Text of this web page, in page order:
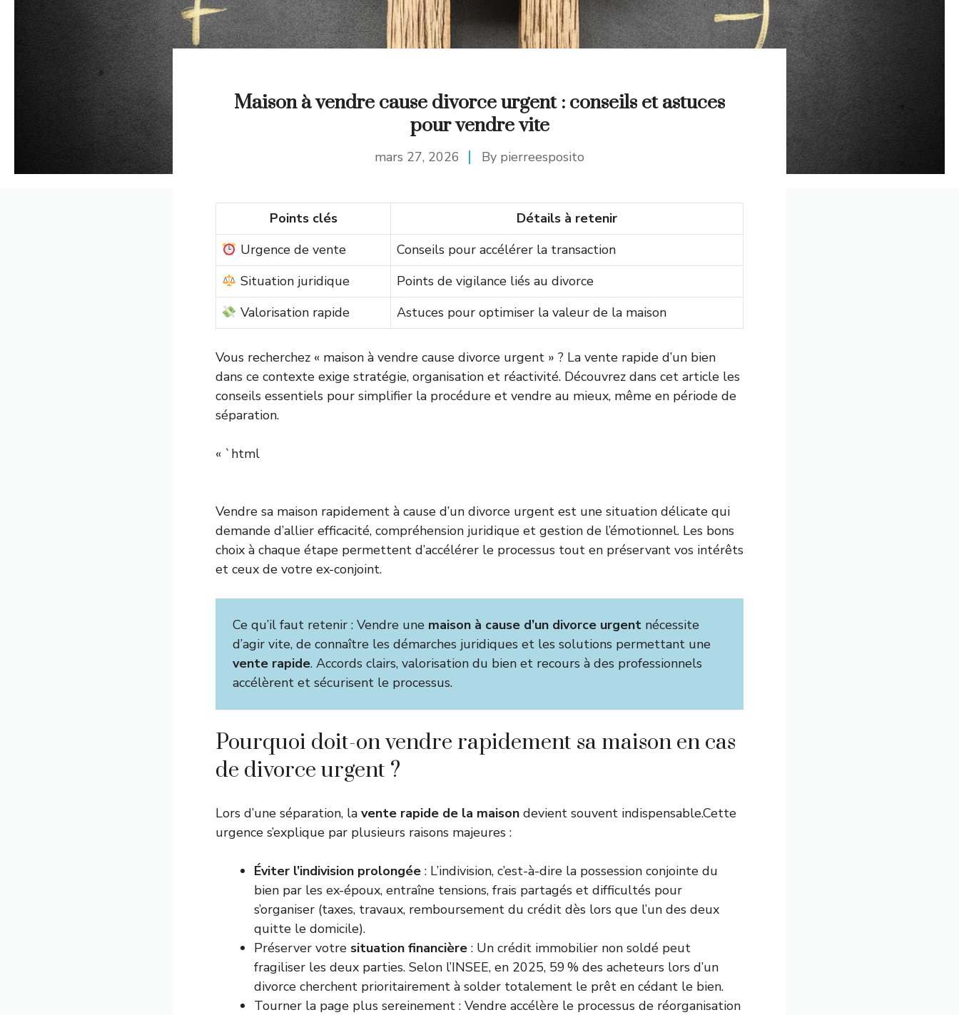
Maison à vendre cause divorce urgent : conseils et astuces
pour vendre vite
mars 27, 2026 By pierreesposito
Points clés
Détails à retenir
Urgence de vente
Conseils pour accélérer la transaction
Situation juridique
Points de vigilance liés au divorce
Valorisation rapide
Astuces pour optimiser la valeur de la maison
Vous recherchez « maison à vendre cause divorce urgent » ? La vente rapide d’un bien
dans ce contexte exige stratégie, organisation et réactivité. Découvrez dans cet article les
conseils essentiels pour simplifier la procédure et vendre au mieux, même en période de
séparation.
« `html
Vendre sa maison rapidement à cause d’un divorce urgent est une situation délicate qui
demande d’allier efficacité, compréhension juridique et gestion de l’émotionnel. Les bons
choix à chaque étape permettent d’accélérer le processus tout en préservant vos intérêts
et ceux de votre ex-conjoint.
Ce qu’il faut retenir : Vendre une maison à cause d’un divorce urgent nécessite
d’agir vite, de connaître les démarches juridiques et les solutions permettant une
vente rapide. Accords clairs, valorisation du bien et recours à des professionnels
accélèrent et sécurisent le processus.
Pourquoi doit-on vendre rapidement sa maison en cas
de divorce urgent ?
Lors d’une séparation, la vente rapide de la maison devient souvent indispensable.Cette
urgence s’explique par plusieurs raisons majeures :
Éviter l’indivision prolongée : L’indivision, c’est-à-dire la possession conjointe du
bien par les ex-époux, entraîne tensions, frais partagés et difficultés pour
s’organiser (taxes, travaux, remboursement du crédit dès lors que l’un des deux
quitte le domicile).
Préserver votre situation financière : Un crédit immobilier non soldé peut
fragiliser les deux parties. Selon l’INSEE, en 2025, 59 % des acheteurs lors d’un
divorce cherchent prioritairement à solder totalement le prêt en cédant le bien.
Tourner la page plus sereinement : Vendre accélère le processus de réorganisation